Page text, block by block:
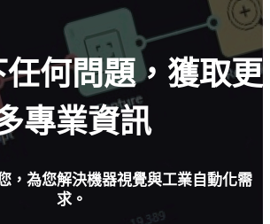
何問題，獲取更
專業資訊
，為您解決機器視覺與工業自動化需
求。